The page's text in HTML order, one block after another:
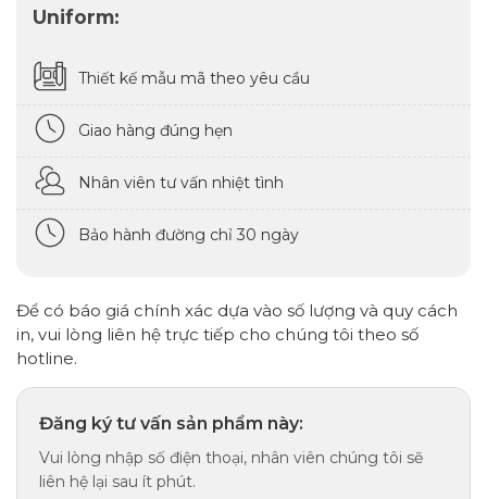
Uniform:
Thiết kế mẫu mã theo yêu cầu
Giao hàng đúng hẹn
Nhân viên tư vấn nhiệt tình
Bảo hành đường chỉ 30 ngày
Để có báo giá chính xác dựa vào số lượng và quy cách
in, vui lòng liên hệ trực tiếp cho chúng tôi theo số
hotline.
Đăng ký tư vấn sản phẩm này:
Vui lòng nhập số điện thoại, nhân viên chúng tôi sẽ
liên hệ lại sau ít phút.